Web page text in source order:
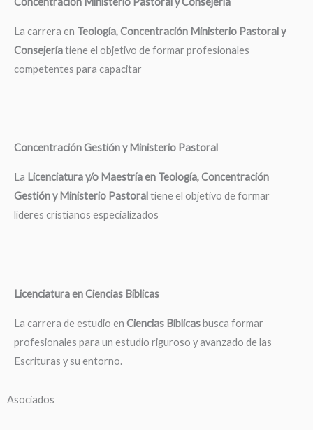
La carrera en Teología, Concentración Ministerio Pastoral y
Consejeríatiene el objetivo de formar profesionales
competentes para capacitar
Concentración Gestión y Ministerio Pastoral
La Licenciatura y/o Maestría en Teología, Concentración
Gestión y Ministerio Pastoraltiene el objetivo de formar
líderes cristianos especializados
Licenciatura en Ciencias Bíblicas
La carrera de estudio en Ciencias Bíblicasbusca formar
profesionales para un estudio riguroso y avanzado de las
Escrituras y su entorno.
Asociados